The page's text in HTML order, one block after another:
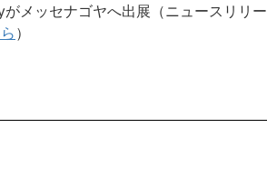
メッセナゴヤへ出展（ニュースリリー
）